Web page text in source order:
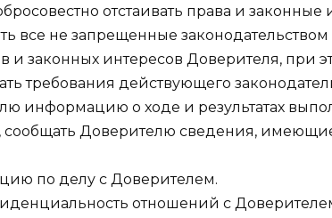
отстаивать права и законные
все не запрещенные
и законных интересов Доверителя, при
требования действующего
информацию о ходе и результатах
сообщать Доверителю сведения,
по делу с Доверителем.
отношений с